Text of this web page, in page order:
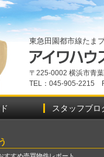
東急田園都市線たま
〒225-0002 横浜市青
TEL：045-905-2215
スタッフブロ